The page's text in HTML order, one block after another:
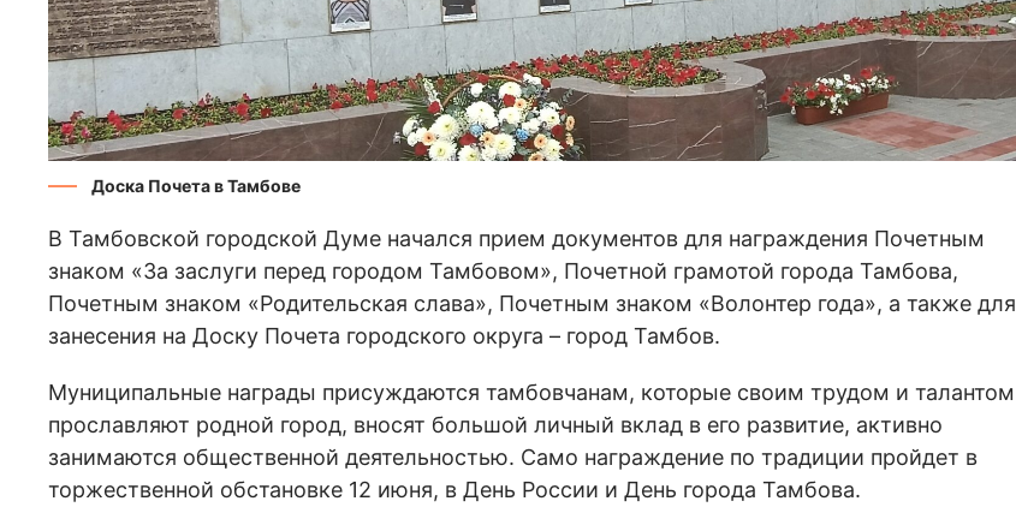
Доска Почета в Тамбове
В Тамбовской городской Думе начался прием документов для награждения Почетным
знаком «За заслуги перед городом Тамбовом», Почетной грамотой города Тамбова,
Почетным знаком «Родительская слава», Почетным знаком «Волонтер года», а также для
занесения на Доску Почета городского округа – город Тамбов.
Муниципальные награды присуждаются тамбовчанам, которые своим трудом и талантом
прославляют родной город, вносят большой личный вклад в его развитие, активно
занимаются общественной деятельностью. Само награждение по традиции пройдет в
торжественной обстановке 12 июня, в День России и День города Тамбова.